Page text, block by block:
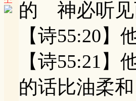
的 神必听见
【诗55:20
【诗55:21
的话比油柔